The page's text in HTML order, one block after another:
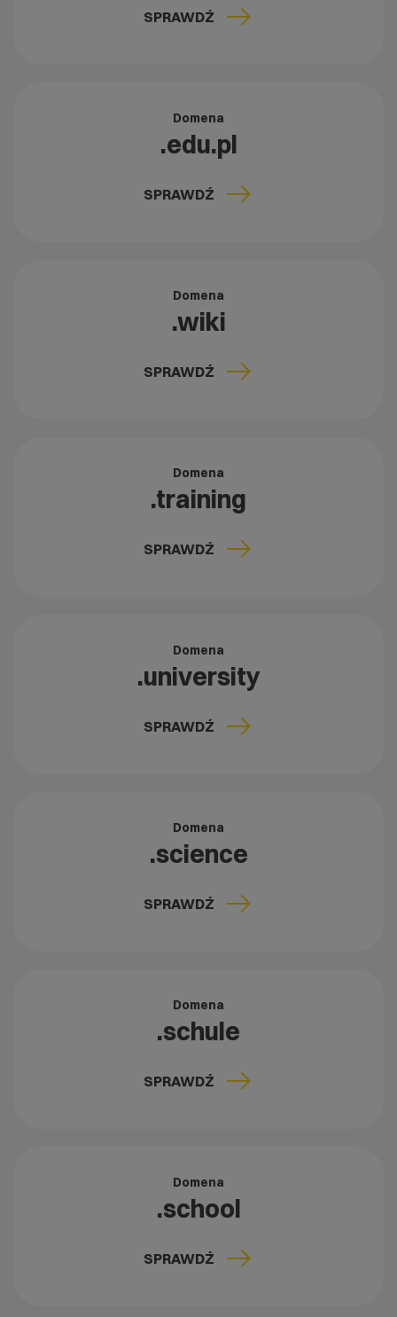
SPRAWDŹ
Domena
.edu.pl
SPRAWDŹ
Domena
.wiki
SPRAWDŹ
Domena
.training
SPRAWDŹ
Domena
.university
SPRAWDŹ
Domena
.science
SPRAWDŹ
Domena
.schule
SPRAWDŹ
Domena
.school
SPRAWDŹ